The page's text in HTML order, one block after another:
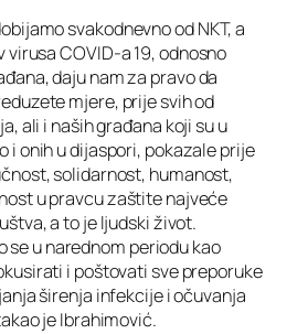
svakodnevno od NKT, a
COVID-a 19, odnosno
daju nam za pravo da
mjere, prije svih od
ali i naših građana koji su u
i onih u dijaspori, pokazale prije
solidarnost, humanost,
u pravcu zaštite najveće
a to je ljudski život.
se u narednom periodu kao
i poštovati sve preporuke
širenja infekcije i očuvanja
je Ibrahimović.